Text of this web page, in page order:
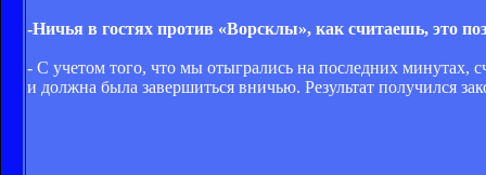
-Ничья в гостях против «Ворсклы», как считаешь, это
- С учетом того, что мы отыгрались на последних минутах,
и должна была завершиться вничью. Результат получился